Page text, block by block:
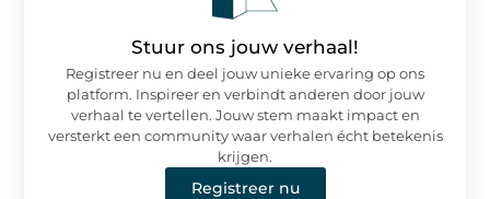
Stuur ons jouw verhaal!
Registreer nu en deel jouw unieke ervaring op ons
platform. Inspireer en verbindt anderen door jouw
verhaal te vertellen. Jouw stem maakt impact en
versterkt een community waar verhalen écht betekenis
krijgen.
Registreer nu